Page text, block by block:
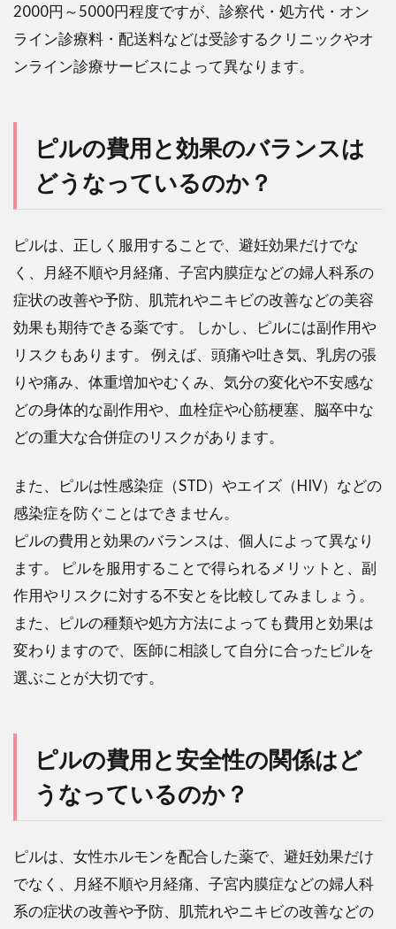
2000円～5000円程度ですが、診察代・処方代・オン
ライン診療料・配送料などは受診するクリニックやオ
ンライン診療サービスによって異なります。
ピルの費用と効果のバランスは
どうなっているのか？
ピルは、正しく服用することで、避妊効果だけでな
く、月経不順や月経痛、子宮内膜症などの婦人科系の
症状の改善や予防、肌荒れやニキビの改善などの美容
効果も期待できる薬です。 しかし、ピルには副作用や
リスクもあります。 例えば、頭痛や吐き気、乳房の張
りや痛み、体重増加やむくみ、気分の変化や不安感な
どの身体的な副作用や、血栓症や心筋梗塞、脳卒中な
どの重大な合併症のリスクがあります。
また、ピルは性感染症（STD）やエイズ（HIV）などの
感染症を防ぐことはできません。
ピルの費用と効果のバランスは、個人によって異なり
ます。 ピルを服用することで得られるメリットと、副
作用やリスクに対する不安とを比較してみましょう。
また、ピルの種類や処方方法によっても費用と効果は
変わりますので、医師に相談して自分に合ったピルを
選ぶことが大切です。
ピルの費用と安全性の関係はど
うなっているのか？
ピルは、女性ホルモンを配合した薬で、避妊効果だけ
でなく、月経不順や月経痛、子宮内膜症などの婦人科
系の症状の改善や予防、肌荒れやニキビの改善などの